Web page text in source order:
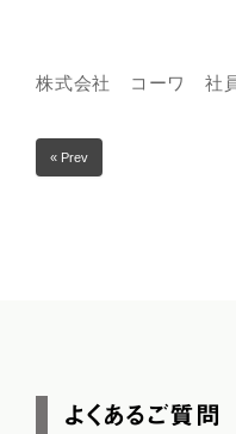
株式会社 コーワ 社
« Prev
よくあるご質問